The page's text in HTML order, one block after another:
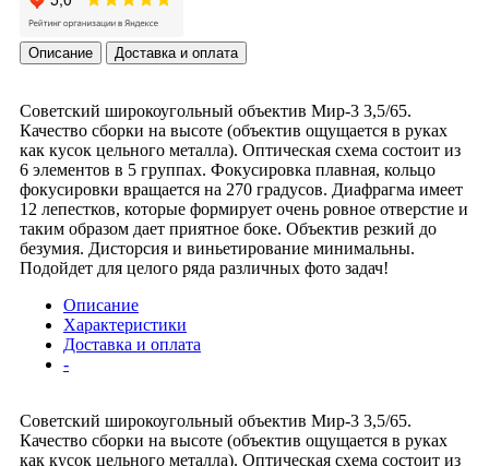
Описание Доставка и оплата
Советский широкоугольный объектив Мир-3 3,5/65.
Качество сборки на высоте (объектив ощущается в руках
как кусок цельного металла). Оптическая схема состоит из
6 элементов в 5 группах. Фокусировка плавная, кольцо
фокусировки вращается на 270 градусов. Диафрагма имеет
12 лепестков, которые формирует очень ровное отверстие и
таким образом дает приятное боке. Объектив резкий до
безумия. Дисторсия и виньетирование минимальны.
Подойдет для целого ряда различных фото задач!
Описание
Характеристики
Доставка и оплата
-
Советский широкоугольный объектив Мир-3 3,5/65.
Качество сборки на высоте (объектив ощущается в руках
как кусок цельного металла). Оптическая схема состоит из